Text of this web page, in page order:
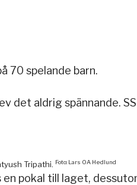
70 spelande barn.
det aldrig spännande.
Tripathi. Foto: Lars OA Hedlund
pokal till laget,